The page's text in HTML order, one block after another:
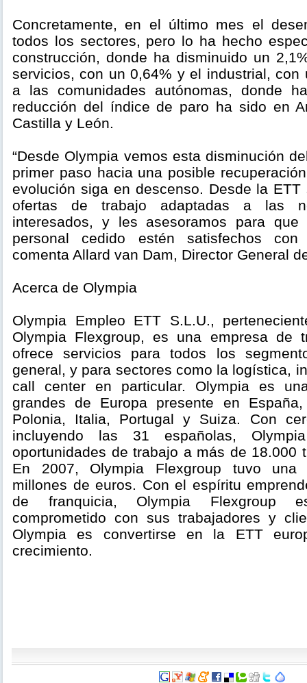
Concretamente, en el último mes el
todos los sectores, pero lo ha hecho
construcción, donde ha disminuido un
servicios, con un 0,64% y el industrial, con
a las comunidades autónomas, donde
reducción del índice de paro ha sido en
Castilla y León.
“Desde Olympia vemos esta disminución
primer paso hacia una posible
evolución siga en descenso. Desde la ETT
ofertas de trabajo adaptadas a las
interesados, y les asesoramos para que
personal cedido estén satisfechos
comenta Allard van Dam, Director General
Acerca de Olympia
Olympia Empleo ETT S.L.U.,
Olympia Flexgroup, es una empresa de
ofrece servicios para todos los
general, y para sectores como la logística,
call center en particular. Olympia es
grandes de Europa presente en España,
Polonia, Italia, Portugal y Suiza. Con
incluyendo las 31 españolas,
oportunidades de trabajo a más de 18.000
En 2007, Olympia Flexgroup tuvo una
millones de euros. Con el espíritu
de franquicia, Olympia Flexgroup
comprometido con sus trabajadores y
Olympia es convertirse en la ETT
crecimiento.